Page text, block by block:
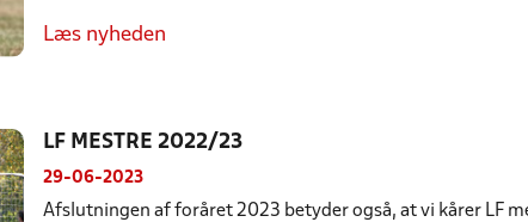
Læs nyheden
LF MESTRE 2022/23
29-06-2023
Afslutningen af foråret 2023 betyder også, at vi kårer LF